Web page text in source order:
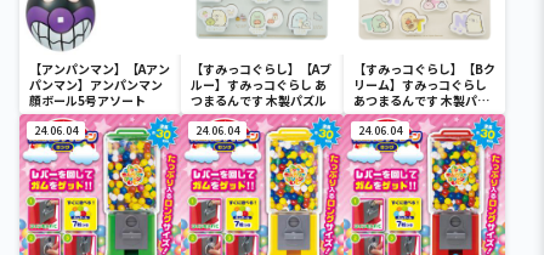
【アンパンマン】【Aアン
パンマン】アンパンマン
顔ボール5号アソート
【すみっコぐらし】【Aブ
ルー】すみっコぐらし あ
つまるんです 木製パズル
【すみっコぐらし】【Bク
リーム】すみっコぐらし
あつまるんです 木製パズ
ル
24.06.04 24.06.04 24.06.04